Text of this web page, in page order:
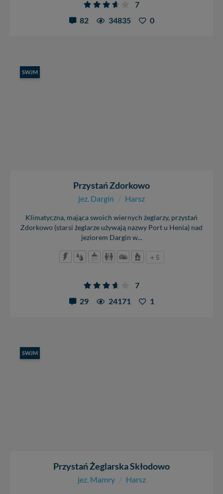
7
82
34835 0
SWJM
Przystań Zdorkowo
jez. Dargin / Harsz
Klimatyczna, mająca swoich wiernych żeglarzy, przystań
Zdorkowo (starsi żeglarze używają nazwy Port u Henia) nad
jeziorem Dargin w...
+ 5
7
29
24171 1
SWJM
Przystań Żeglarska Skłodowo
jez. Mamry / Harsz